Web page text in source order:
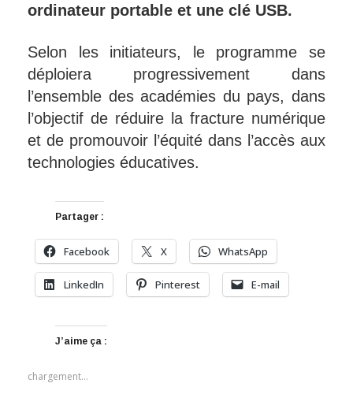
ordinateur portable et une clé USB.
Selon les initiateurs, le programme se
déploiera progressivement dans
l’ensemble des académies du pays, dans
l’objectif de réduire la fracture numérique
et de promouvoir l’équité dans l’accès aux
technologies éducatives.
Partager :
Facebook X WhatsApp
LinkedIn Pinterest E-mail
J’aime ça :
chargement…